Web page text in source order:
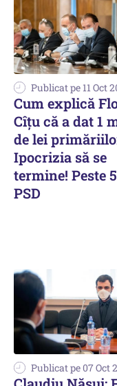
Publicat pe 11 Oct
Cum explică
Cîțu că a dat 1
de lei
Ipocrizia să se
termine! Peste
PSD
Publicat pe 07 Oct